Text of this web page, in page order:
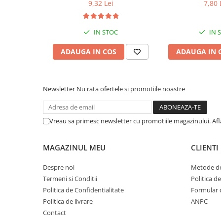
9,32 Lei
IN STOC
ADAUGA IN COS
7,80
IN
ADAUGA IN
Newsletter Nu rata ofertele si promotiile noastre
Vreau sa primesc newsletter cu promotiile magazinului.
MAGAZINUL MEU
Despre noi
Termeni si Conditii
Politica de Confidentialitate
Politica de livrare
Contact
CLIENTI
Metode
Politica
Formular
ANPC